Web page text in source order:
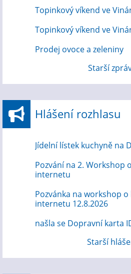
Topinkový víkend ve
Topinkový víkend ve
Prodej ovoce a zeleniny
Starší
Hlášení rozhlasu
Jídelní lístek kuchyně na
Pozvání na 2. Workshop
internetu
Pozvánka na workshop
internetu 12.8.2026
našla se Dopravní karta
Starší